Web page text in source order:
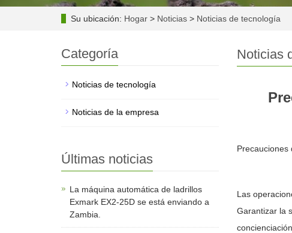
Su ubicación: Hogar > Noticias > Noticias de tecnología
Noticias
Precauciones
Las
Garantizar la
Categoría
Noticias de tecnología
Noticias de la empresa
Últimas noticias
La máquina automática de ladrillos
Exmark EX2-25D se está enviando a
Zambia.